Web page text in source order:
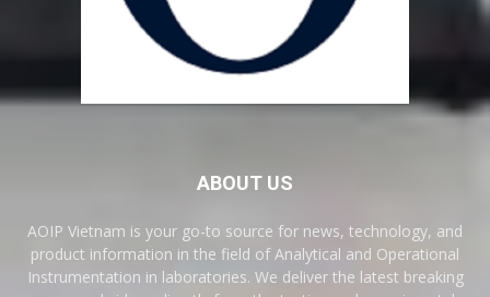
ABOUT US
AOIP Vietnam is your go-to source for news, technology, and
product information in the field of Analytical and Operational
Instrumentation in laboratories. We deliver the latest breaking